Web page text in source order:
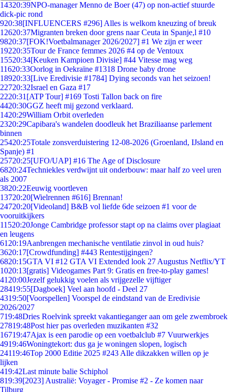
14320:39NPO-manager Menno de Boer (47) op non-actief stuurde
dick-pic rond
920:38[INFLUENCERS #296] Alles is welkom kneuzing of breuk
12620:37Migranten breken door grens naar Ceuta in Spanje,l #10
9820:37[FOK!Voetbalmanager 2026/2027] #1 We zijn er weer
19220:35Tour de France femmes 2026 #4 op de Ventoux
15520:34[Keuken Kampioen Divisie] #44 Vitesse mag weg
11620:33Oorlog in Oekraïne #1318 Drone baby drone
18920:33[Live Eredivisie #1784] Dying seconds van het seizoen!
22720:32Israel en Gaza #17
2220:31 [ATP Tour] #169 Tosti Tallon back on fire
4420:30GGZ heeft mij gezond verklaard.
1420:29William Orbit overleden
2320:29Capibara's wandelen doodleuk het Braziliaanse parlement
binnen
25420:25Totale zonsverduistering 12-08-2026 (Groenland, IJsland en
Spanje) #1
25720:25[UFO/UAP] #16 The Age of Disclosure
6820:24Techniekles verdwijnt uit onderbouw: maar half zo veel uren
als 2007
3820:22Eeuwig voortleven
13720:20[Wielrennen #616] Brennan!
24720:20[Videoland] B&B vol liefde 6de seizoen #1 voor de
vooruitkijkers
11520:20Jonge Cambridge professor stapt op na claims over plagiaat
en leugens
61 20:19Aanbrengen mechanische ventilatie zinvol in oud huis?
3620:17[Crowdfunding] #443 Rentestijgingen?
6820:15GTA VI #12 GTA VI Extended look 27 Augustus Netflix/YT
1020:13[gratis] Videogames Part 9: Gratis en free-to-play games!
41 20:00Jezelf gelukkig voelen als vrijgezelle vijftiger
28419:55[Dagboek] Veel aan hoofd - Deel 27
4319:50[Voorspellen] Voorspel de eindstand van de Eredivisie
2026/2027
719:48Dries Roelvink spreekt vakantieganger aan om gele zwembroek
27819:48Post hier pas overleden muzikanten #32
16719:47Ajax is een parodie op een voetbalclub #7 Vuurwerkjes
4919:46Woningtekort: dus ga je woningen slopen, logisch
24119:46Top 2000 Editie 2025 #243 Alle dikzakken willen op je
lijken
419:42Last minute balie Schiphol
819:39[2023] Australië: Voyager - Promise #2 - Ze komen naar
Tilburg